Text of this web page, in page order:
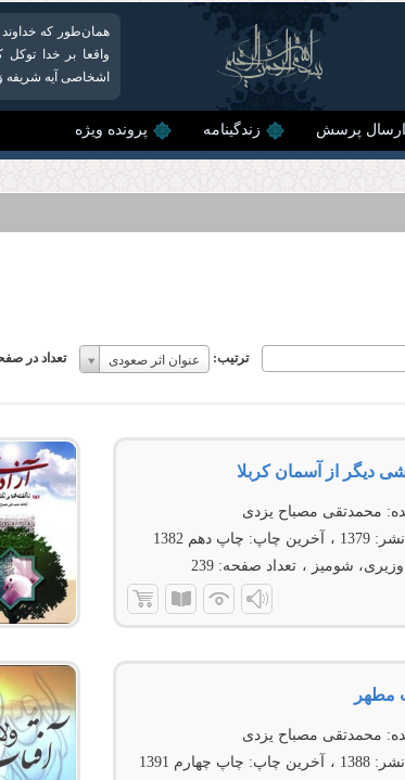
همان‌طور که
واقعا بر خدا
اشخاصی آیه شریفه
ارسال پرسش زندگینامه پرونده ویژه
ترتیب: عنوان اثر صعودی
ترتیب:
تعداد در
دیگر از آسمان كربلا
محمدتقی مصباح یزدی
نشر:1379 آخرین چاپ: چاپ دهم 1382
وزیری، شومیز تعداد صفحه:239
مطهر
محمدتقی مصباح یزدی
نشر:1388 آخرین چاپ: چاپ چهارم 1391